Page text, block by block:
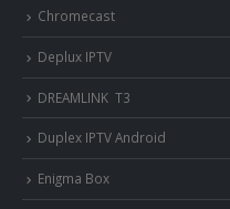
Chromecast
Deplux IPTV
DREAMLINK T3
Duplex IPTV Android
Enigma Box